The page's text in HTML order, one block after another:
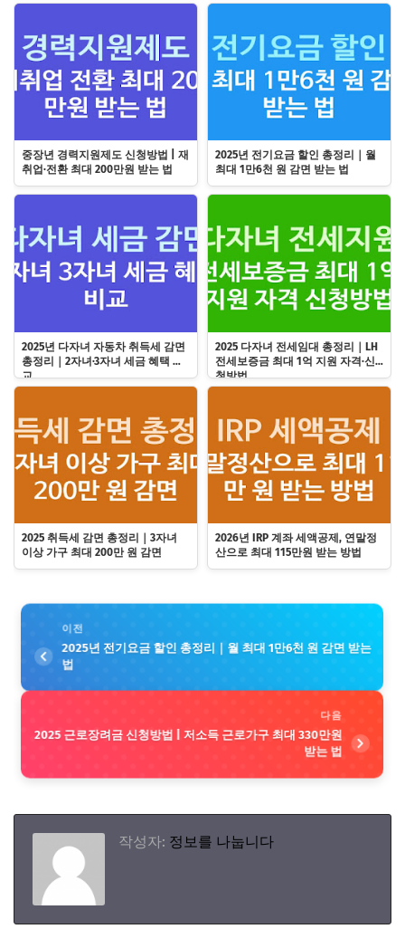
중장년 경력지원제도 신청방법 | 재
취업·전환 최대 200만원 받는 법
2025년 전기요금 할인 총정리｜월
최대 1만6천 원 감면 받는 법
2025년 다자녀 자동차 취득세 감면
총정리｜2자녀·3자녀 세금 혜택 비
교
2025 다자녀 전세임대 총정리｜LH
전세보증금 최대 1억 지원 자격·신
청방법
2025 취득세 감면 총정리｜3자녀
이상 가구 최대 200만 원 감면
2026년 IRP 계좌 세액공제, 연말정
산으로 최대 115만원 받는 방법
이전
2025년 전기요금 할인 총정리｜월 최대 1만6천 원 감면 받는
법
다음
2025 근로장려금 신청방법 | 저소득 근로가구 최대 330만원
받는 법
작성자: 정보를 나눕니다